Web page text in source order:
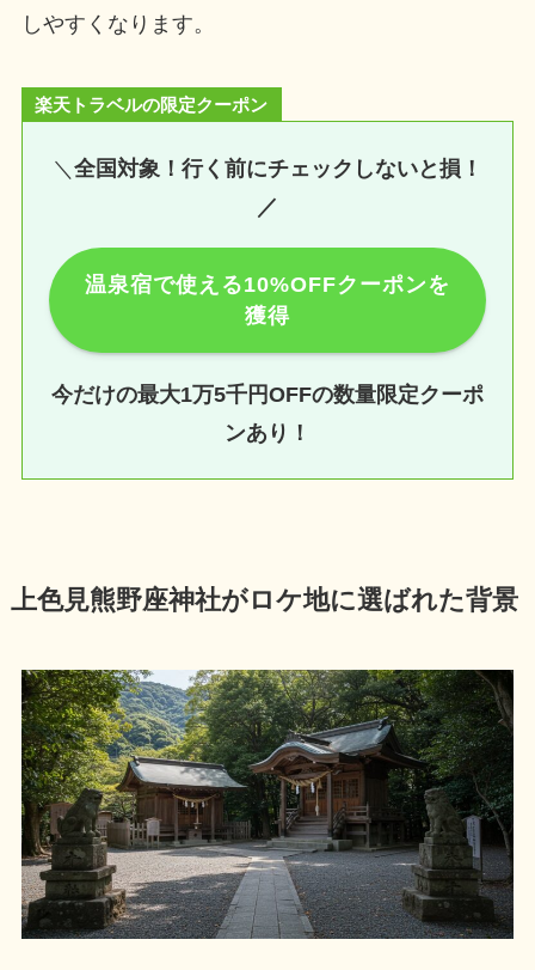
しやすくなります。
楽天トラベルの限定クーポン
＼ 全国対象！行く前にチェックしないと損！
／
温泉宿で使える10%OFFクーポンを
獲得
今だけの最大1万5千円OFFの数量限定クーポ
ンあり！
上色見熊野座神社がロケ地に選ばれた背景